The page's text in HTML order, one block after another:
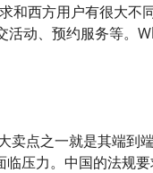
和西方用户有很大不
活动、预约服务等。
点之一就是其端到
压力。中国的法规